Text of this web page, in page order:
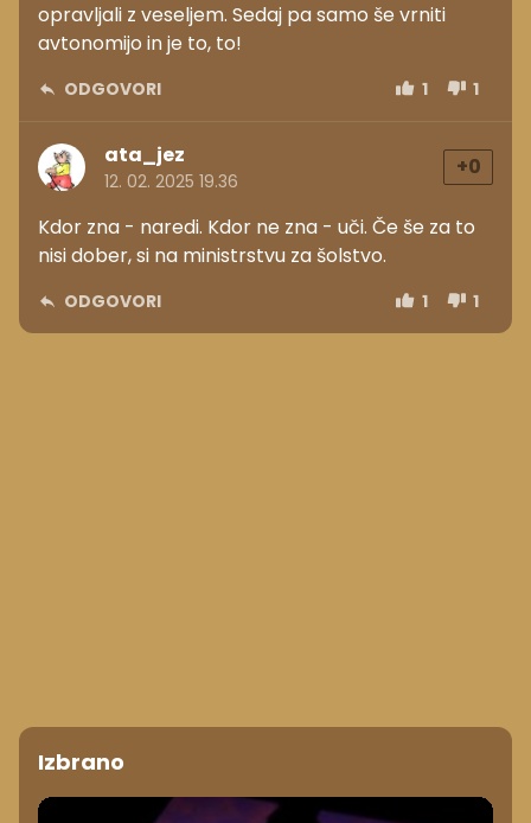
opravljali z veseljem. Sedaj pa samo še vrniti
avtonomijo in je to, to!
ODGOVORI 1 1
ata_jez
12. 02. 2025 19.36
+0
Kdor zna - naredi. Kdor ne zna - uči. Če še za to
nisi dober, si na ministrstvu za šolstvo.
ODGOVORI 1 1
Izbrano